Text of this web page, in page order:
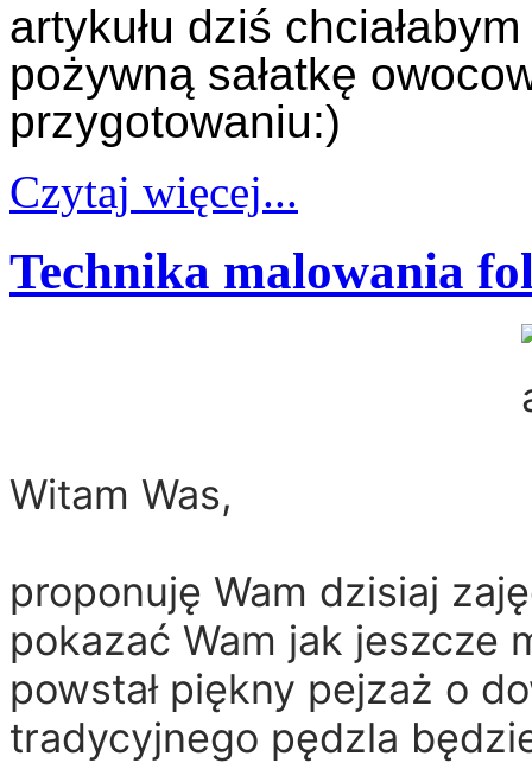
artykułu dziś
pożywną sałatkę
przygotowaniu:)
Czytaj więcej...
Technika malowania
Witam Was,
proponuję Wam dzisiaj
pokazać Wam jak jeszcze
powstał piękny pejzaż o
tradycyjnego pędzla